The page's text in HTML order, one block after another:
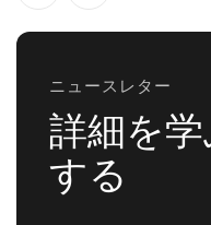
ニュースレター
詳細を
する